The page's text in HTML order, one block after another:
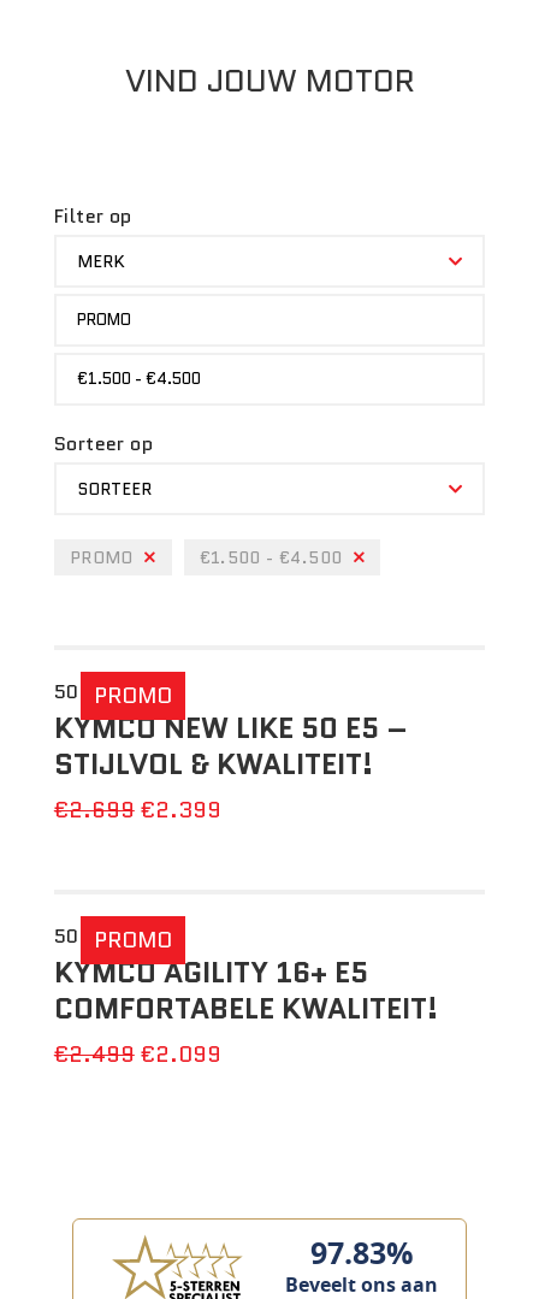
VIND JOUW MOTOR
Filter op
MERK
PROMO
€1.500 - €4.500
Sorteer op
SORTEER
PROMO €1.500 - €4.500
PROMO
50 CC
KYMCO NEW LIKE 50 E5 –
STIJLVOL & KWALITEIT!
€2.699€2.399
PROMO
50 CC
KYMCO AGILITY 16+ E5
COMFORTABELE KWALITEIT!
€2.499€2.099
97.83%
Beveelt ons aan